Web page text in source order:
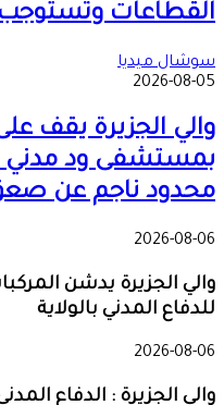
القطاعات وتستوجب
سوشال ميديا
2026-08-05
والي الجزيرة يقف
بمستشفى ود مدني
محدود ناجم عن
2026-08-06
والي الجزيرة يدشن
للدفاع المدني بالولاية
2026-08-06
والي الجزيرة : الدفاع